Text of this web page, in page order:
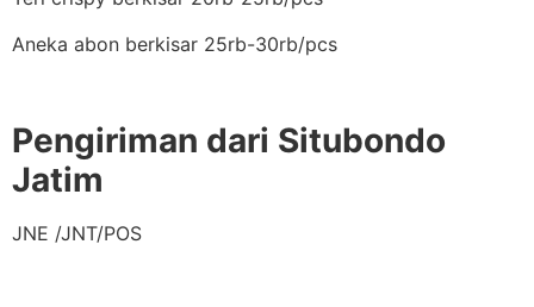
Aneka abon berkisar 25rb-30rb/pcs
Pengiriman dari Situbondo
Jatim
JNE /JNT/POS